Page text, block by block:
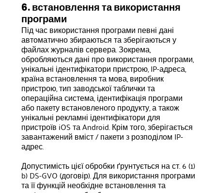
6. встановлення та використання
програми
Під час використання програми певні дані
автоматично збираються та зберігаються у
файлах журналів сервера. Зокрема,
обробляються дані про використання програми,
унікальні ідентифікатори пристрою, IP-адреса,
країна встановлення та мова, виробник
пристрою, тип заводської таблички та
операційна система, ідентифікація програми
або пакету встановленого продукту, а також
унікальні рекламні ідентифікатори для
пристроїв iOS та Android. Крім того, зберігається
завантажений вміст / пакети з розподілом IP-
адрес.
Допустимість цієї обробки ґрунтується на ст. 6 (1)
b) DS-GVO (договір). Для використання програми
та її функцій необхідне встановлення та